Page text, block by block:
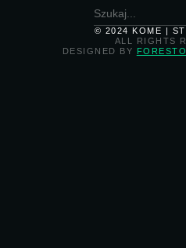
© 2024 KOME |
ALL RIGHTS
DESIGNED BY